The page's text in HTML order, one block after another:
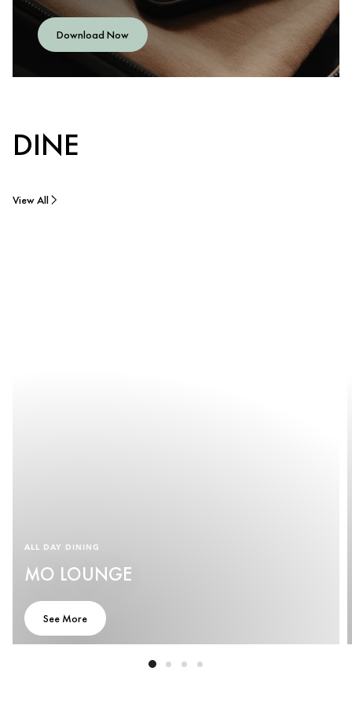
Download Now
DINE
View All
ALL DAY DINING
MO LOUNGE
See More